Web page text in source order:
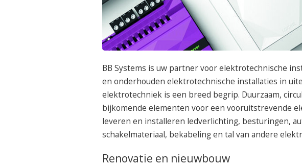
BB Systems is uw partner voor elektrotechnische
en onderhouden elektrotechnische installaties in
elektrotechniek is een breed begrip. Duurzaam,
bijkomende elementen voor een vooruitstrevende
leveren en installeren ledverlichting, besturingen,
schakelmateriaal, bekabeling en tal van andere
Renovatie en nieuwbouw